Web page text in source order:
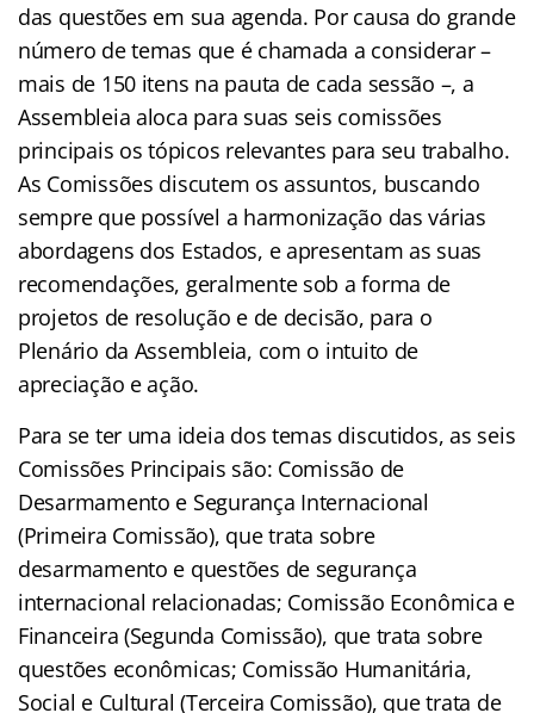
das questões em sua agenda. Por causa do grande
número de temas que é chamada a considerar –
mais de 150 itens na pauta de cada sessão –, a
Assembleia aloca para suas seis comissões
principais os tópicos relevantes para seu trabalho.
As Comissões discutem os assuntos, buscando
sempre que possível a harmonização das várias
abordagens dos Estados, e apresentam as suas
recomendações, geralmente sob a forma de
projetos de resolução e de decisão, para o
Plenário da Assembleia, com o intuito de
apreciação e ação.
Para se ter uma ideia dos temas discutidos, as seis
Comissões Principais são: Comissão de
Desarmamento e Segurança Internacional
(Primeira Comissão), que trata sobre
desarmamento e questões de segurança
internacional relacionadas; Comissão Econômica e
Financeira (Segunda Comissão), que trata sobre
questões econômicas; Comissão Humanitária,
Social e Cultural (Terceira Comissão), que trata de